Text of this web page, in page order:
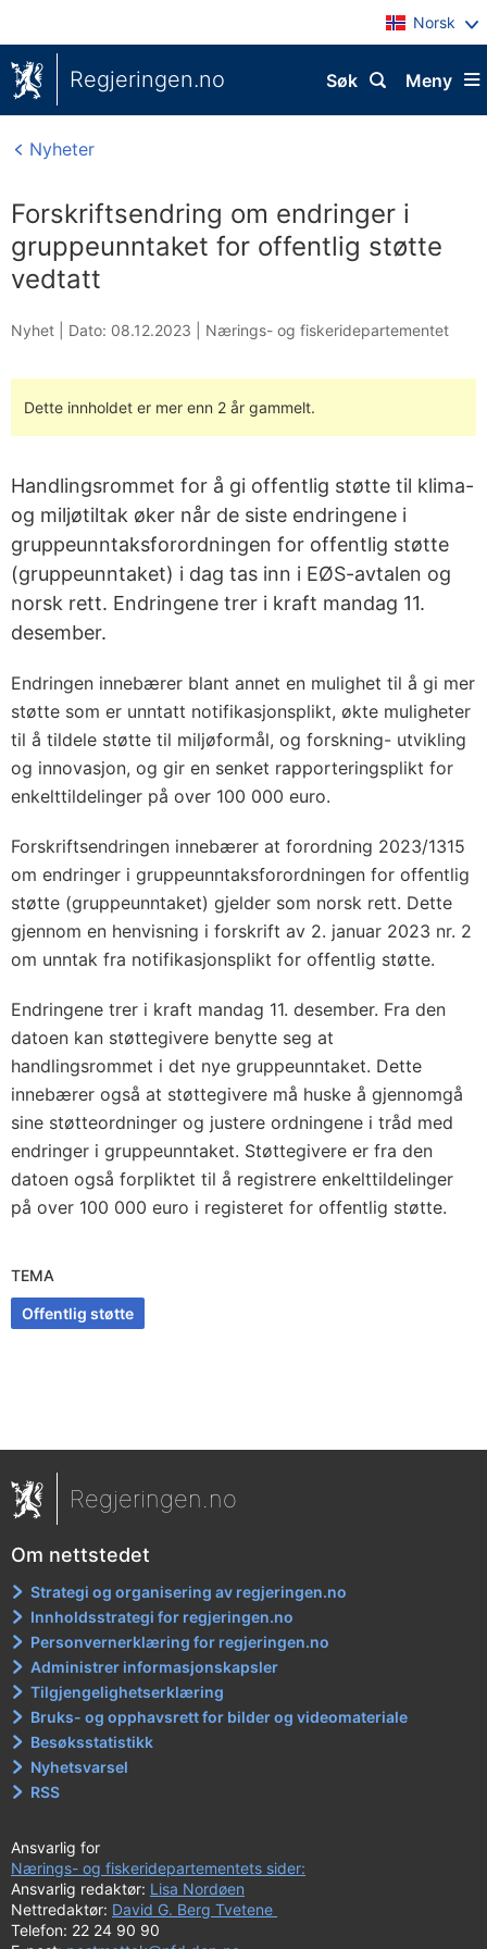
Norsk
Regjeringen.no Meny
Søk
Nyheter
Forskriftsendring om endringer i
gruppeunntaket for offentlig støtte
vedtatt
Nyhet | Dato: 08.12.2023 Nærings- og fiskeridepartementet
Dette innholdet er mer enn 2 år gammelt.
Handlingsrommet for å gi offentlig støtte til klima-
og miljøtiltak øker når de siste endringene i
gruppeunntaksforordningen for offentlig støtte
(gruppeunntaket) i dag tas inn i EØS-avtalen og
norsk rett. Endringene trer i kraft mandag 11.
desember.
Endringen innebærer blant annet en mulighet til å gi mer
støtte som er unntatt notifikasjonsplikt, økte muligheter
til å tildele støtte til miljøformål, og forskning- utvikling
og innovasjon, og gir en senket rapporteringsplikt for
enkelttildelinger på over 100 000 euro.
Forskriftsendringen innebærer at forordning 2023/1315
om endringer i gruppeunntaksforordningen for offentlig
støtte (gruppeunntaket) gjelder som norsk rett. Dette
gjennom en henvisning i forskrift av 2. januar 2023 nr. 2
om unntak fra notifikasjonsplikt for offentlig støtte.
Endringene trer i kraft mandag 11. desember. Fra den
datoen kan støttegivere benytte seg at
handlingsrommet i det nye gruppeunntaket. Dette
innebærer også at støttegivere må huske å gjennomgå
sine støtteordninger og justere ordningene i tråd med
endringer i gruppeunntaket. Støttegivere er fra den
datoen også forpliktet til å registrere enkelttildelinger
på over 100 000 euro i registeret for offentlig støtte.
TEMA
Offentlig støtte
Regjeringen.no
Om nettstedet
Strategi og organisering av regjeringen.no
Innholdsstrategi for regjeringen.no
Personvernerklæring for regjeringen.no
Administrer informasjonskapsler
Tilgjengelighetserklæring
Bruks- og opphavsrett for bilder og videomateriale
Besøksstatistikk
Nyhetsvarsel
RSS
Ansvarlig for
Nærings- og fiskeridepartementets sider:
Ansvarlig redaktør: Lisa Nordøen
Nettredaktør: David G. Berg Tvetene
Telefon: 22 24 90 90